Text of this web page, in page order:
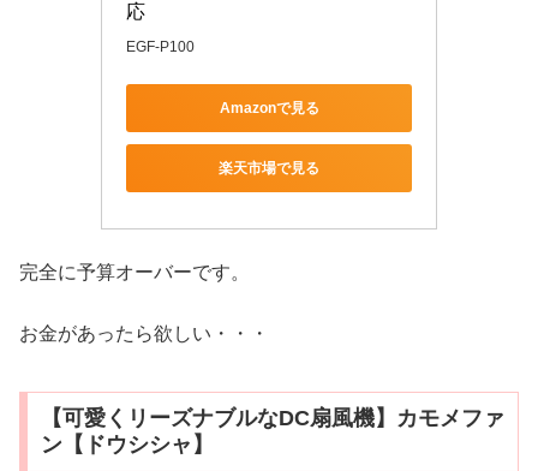
応
EGF-P100
Amazonで見る
楽天市場で見る
完全に予算オーバーです。
お金があったら欲しい・・・
【可愛くリーズナブルなDC扇風機】カモメファ
ン【ドウシシャ】